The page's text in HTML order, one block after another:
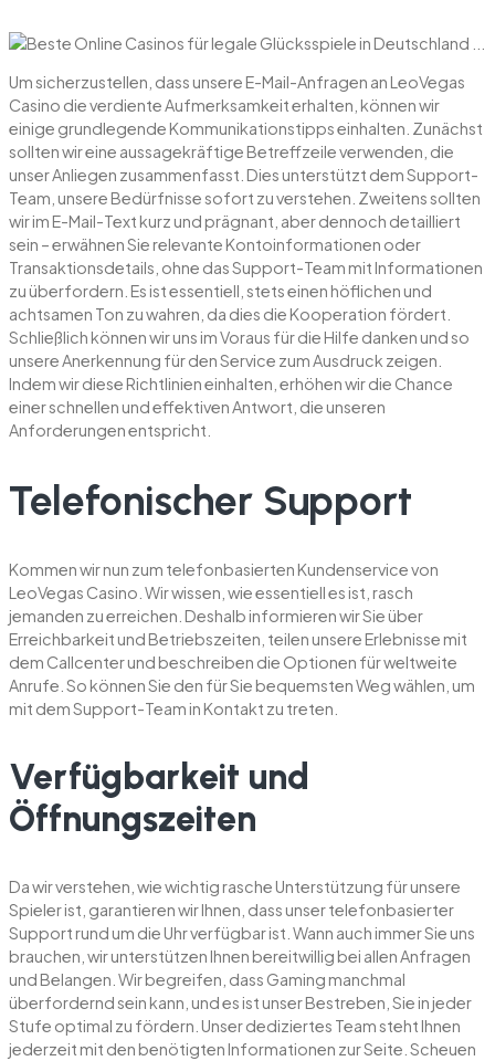
Um sicherzustellen, dass unsere E-Mail-Anfragen an LeoVegas
Casino die verdiente Aufmerksamkeit erhalten, können wir
einige grundlegende Kommunikationstipps einhalten. Zunächst
sollten wir eine aussagekräftige Betreffzeile verwenden, die
unser Anliegen zusammenfasst. Dies unterstützt dem Support-
Team, unsere Bedürfnisse sofort zu verstehen. Zweitens sollten
wir im E-Mail-Text kurz und prägnant, aber dennoch detailliert
sein – erwähnen Sie relevante Kontoinformationen oder
Transaktionsdetails, ohne das Support-Team mit Informationen
zu überfordern. Es ist essentiell, stets einen höflichen und
achtsamen Ton zu wahren, da dies die Kooperation fördert.
Schließlich können wir uns im Voraus für die Hilfe danken und so
unsere Anerkennung für den Service zum Ausdruck zeigen.
Indem wir diese Richtlinien einhalten, erhöhen wir die Chance
einer schnellen und effektiven Antwort, die unseren
Anforderungen entspricht.
Telefonischer Support
Kommen wir nun zum telefonbasierten Kundenservice von
LeoVegas Casino. Wir wissen, wie essentiell es ist, rasch
jemanden zu erreichen. Deshalb informieren wir Sie über
Erreichbarkeit und Betriebszeiten, teilen unsere Erlebnisse mit
dem Callcenter und beschreiben die Optionen für weltweite
Anrufe. So können Sie den für Sie bequemsten Weg wählen, um
mit dem Support-Team in Kontakt zu treten.
Verfügbarkeit und
Öffnungszeiten
Da wir verstehen, wie wichtig rasche Unterstützung für unsere
Spieler ist, garantieren wir Ihnen, dass unser telefonbasierter
Support rund um die Uhr verfügbar ist. Wann auch immer Sie uns
brauchen, wir unterstützen Ihnen bereitwillig bei allen Anfragen
und Belangen. Wir begreifen, dass Gaming manchmal
überfordernd sein kann, und es ist unser Bestreben, Sie in jeder
Stufe optimal zu fördern. Unser dediziertes Team steht Ihnen
jederzeit mit den benötigten Informationen zur Seite. Scheuen